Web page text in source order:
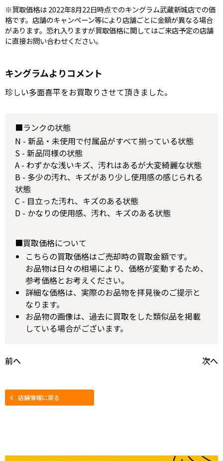
※買取価格は 2022年8月22日時点でのキングラム武蔵新城店での価
格です。店舗のキャンペーン等により店舗ごとに金額が異なる場合
があります。恐れ入りますが買取価格に関してはご来店予定の店舗
に直接お問い合わせください。
キングラムよりコメント
珍しい多面喜平をお買取りさせて頂きました。
■ランクの状態
N - 新品・未使用で付属品がすべて揃っている状態
S - 新品同様の状態
A - わずかな浅いキズ、汚れはあるが大変綺麗な状態
B - 多少の汚れ、キズがあり少し使用感の感じられる
状態
C - 目立った汚れ、キズのある状態
D - かなりの使用感、汚れ、キズのある状態
■買取価格について
こちらの買取価格はご売却時の買取金額です。
お品物は日々の相場により、価格が変動するため、
参考価格とお考えください。
詳細な価格は、実際のお品物を拝見後のご提示と
なります。
お品物の画像は、過去に買取をした類似品を掲載
している場合がございます。
前へ 次へ
店舗情報に戻る